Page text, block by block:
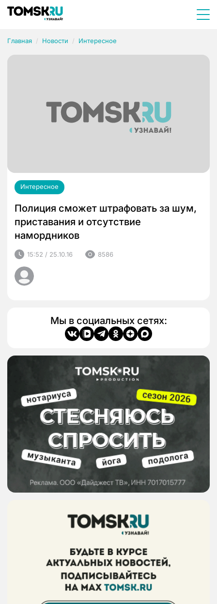
Главная Новости Интересное
Интересное
Полиция сможет штрафовать за шум,
приставания и отсутствие
намордников
15:52 / 25.10.16 8586
Мы в социальных сетях: